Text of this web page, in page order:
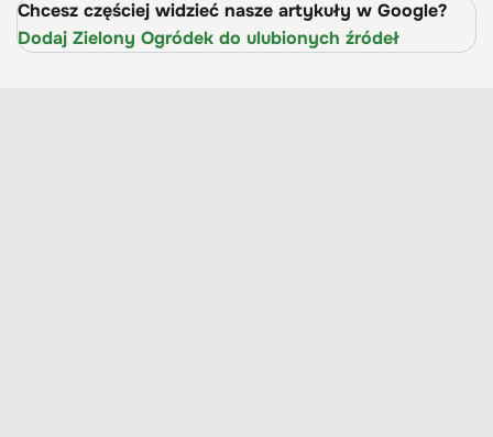
Chcesz częściej widzieć nasze artykuły w Google?
Dodaj Zielony Ogródek do ulubionych źródeł